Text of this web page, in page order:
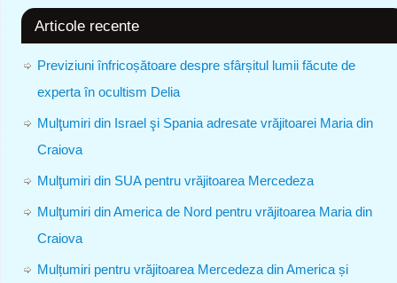
Articole recente
Previziuni înfricoșătoare despre sfârșitul lumii făcute de
experta în ocultism Delia
Mulţumiri din Israel şi Spania adresate vrăjitoarei Maria din
Craiova
Mulţumiri din SUA pentru vrăjitoarea Mercedeza
Mulţumiri din America de Nord pentru vrăjitoarea Maria din
Craiova
Mulțumiri pentru vrăjitoarea Mercedeza din America și